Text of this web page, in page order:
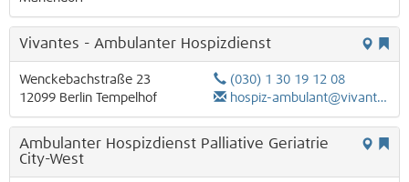
Vivantes - Ambulanter Hospizdienst
Wenckebachstraße 23
12099 Berlin Tempelhof
(030) 1 30 19 12 08
hospiz-ambulant@vivantes.de
Ambulanter Hospizdienst Palliative Geriatrie
City-West